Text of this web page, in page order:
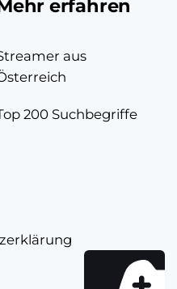
erfahren
aus
200 Suchbegriffe